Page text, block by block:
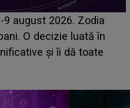
ASCUNS până
din Casa Iubirii
despre mama
nu te iubesc pentru